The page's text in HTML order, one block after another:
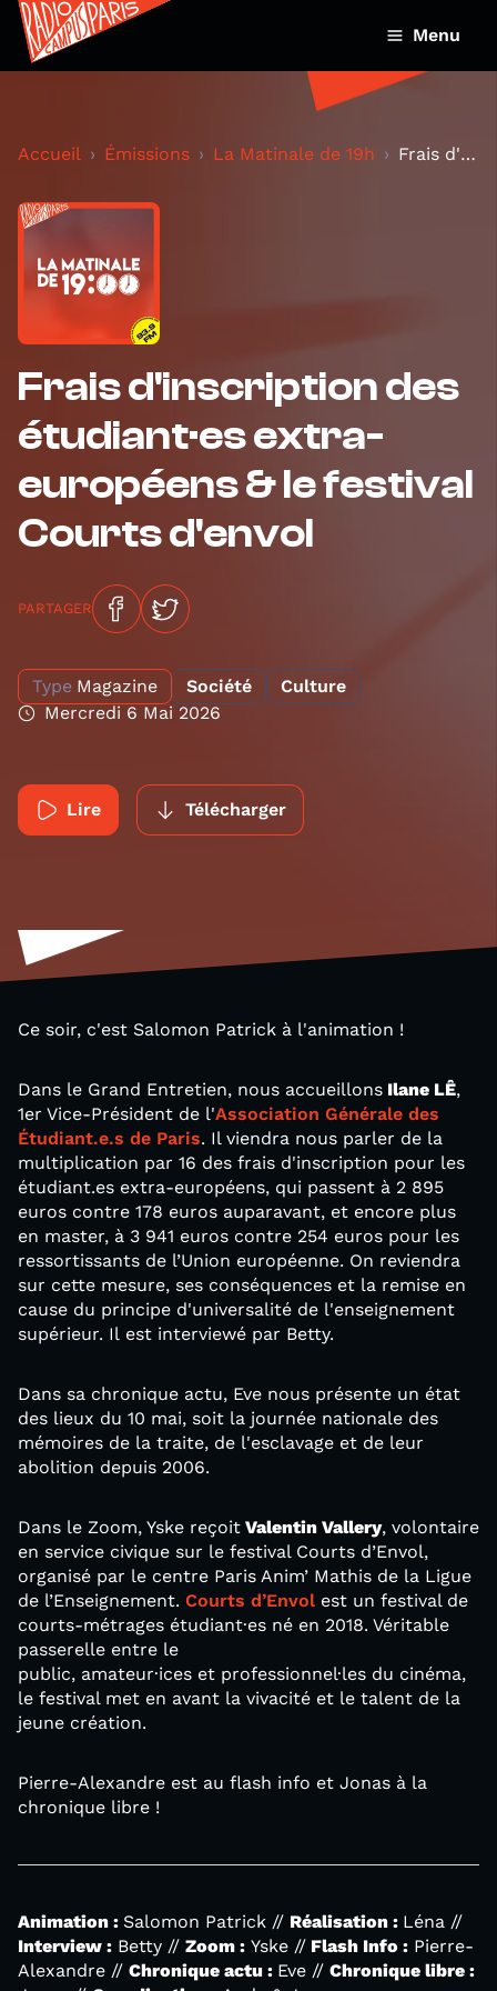
Menu
Accueil Émissions La Matinale de 19h Frais d'inscription des étudiant·es extra-européen...
Frais d'inscription des
étudiant·es extra-
européens & le festival
Courts d'envol
PARTAGER
Type Magazine Société
Culture
Mercredi 6 Mai 2026
Lire Télécharger
Ce soir, c'est Salomon Patrick à l'animation !
Dans le Grand Entretien, nous accueillons Ilane LÊ,
1er Vice-Président de l'Association Générale des
Étudiant.e.s de Paris. Il viendra nous parler de la
multiplication par 16 des frais d'inscription pour les
étudiant.es extra-européens, qui passent à 2 895
euros contre 178 euros auparavant, et encore plus
en master, à 3 941 euros contre 254 euros pour les
ressortissants de l’Union européenne. On reviendra
sur cette mesure, ses conséquences et la remise en
cause du principe d'universalité de l'enseignement
supérieur. Il est interviewé par Betty.
Dans sa chronique actu, Eve nous présente un état
des lieux du 10 mai, soit la journée nationale des
mémoires de la traite, de l'esclavage et de leur
abolition depuis 2006.
Dans le Zoom, Yske reçoit Valentin Vallery, volontaire
en service civique sur le festival Courts d’Envol,
organisé par le centre Paris Anim’ Mathis de la Ligue
de l’Enseignement. Courts d’Envol est un festival de
courts-métrages étudiant·es né en 2018. Véritable
passerelle entre le
public, amateur·ices et professionnel·les du cinéma,
le festival met en avant la vivacité et le talent de la
jeune création.
Pierre-Alexandre est au flash info et Jonas à la
chronique libre !
Animation : Salomon Patrick // Réalisation : Léna //
Interview : Betty // Zoom : Yske // Flash Info : Pierre-
Alexandre // Chronique actu : Eve // Chronique libre :